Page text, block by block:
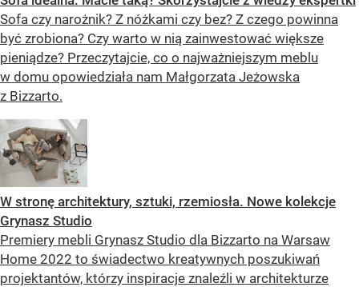
Sofa czy narożnik? Z nóżkami czy bez? Z czego powinna
być zrobiona? Czy warto w nią zainwestować większe
pieniądze? Przeczytajcie, co o najważniejszym meblu
w domu opowiedziała nam Małgorzata Jeżowska
z Bizzarto.
W stronę architektury, sztuki, rzemiosła. Nowe kolekcje
Grynasz Studio
Premiery mebli Grynasz Studio dla Bizzarto na Warsaw
Home 2022 to świadectwo kreatywnych poszukiwań
projektantów, którzy inspiracje znaleźli w architekturze